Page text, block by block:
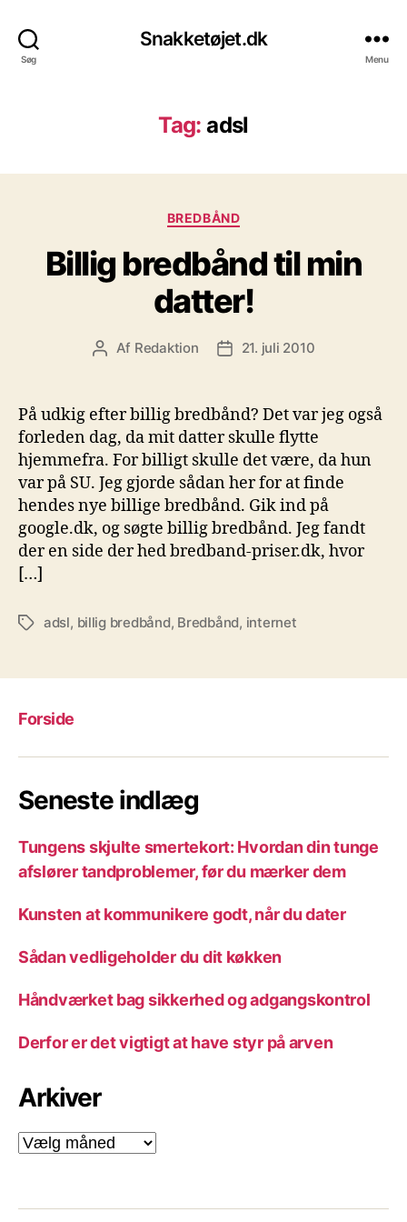
Søg
Snakketøjet.dk
Menu
Tag: adsl
Kategorier
BREDBÅND
Billig bredbånd til min
datter!
Indlægsforfatter
Af Redaktion Indlægsdato
21. juli 2010
På udkig efter billig bredbånd? Det var jeg også
forleden dag, da mit datter skulle flytte
hjemmefra. For billigt skulle det være, da hun
var på SU. Jeg gjorde sådan her for at finde
hendes nye billige bredbånd. Gik ind på
google.dk, og søgte billig bredbånd. Jeg fandt
der en side der hed bredband-priser.dk, hvor
[…]
Tagsadsl, billig bredbånd, Bredbånd, internet
Forside
Seneste indlæg
Tungens skjulte smertekort: Hvordan din tunge
afslører tandproblemer, før du mærker dem
Kunsten at kommunikere godt, når du dater
Sådan vedligeholder du dit køkken
Håndværket bag sikkerhed og adgangskontrol
Derfor er det vigtigt at have styr på arven
Arkiver
Arkiver